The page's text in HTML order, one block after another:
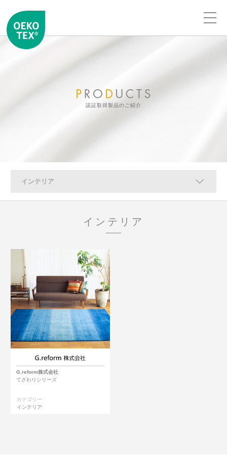
認証取得製品のご紹介
インテリア
インテリア
G.reform株式会社
てざわりシリーズ
カテゴリー
インテリア